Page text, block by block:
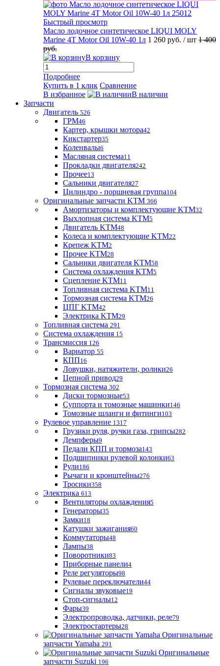
Быстрый просмотр
Масло лодочное синтетическое LIQUI MOLY
Marine 4T Motor Oil 10W-40 1л 1 260 руб. / шт 1 400
руб.
В корзину
Подробнее
Купить в 1 клик Сравнение
В избранное
В наличии
Запчасти
Двигатель 526
ГРМ46
Картер, крышки мотора42
Кикстартер35
Коленвалы6
Масляная система11
Прокладки двигателя242
Прочее13
Сальники двигателя27
Цилиндро - поршневая группа104
Оригинальные запчасти KTM 366
Амортизаторы и комплектующие KTM32
Выхлопная система KTM5
Двигатель KTM48
Колеса и комплектующие KTM22
Крепеж KTM2
Прочее KTM28
Сальники двигателя KTM58
Система охлаждения KTM5
Сцепление KTM11
Топливная система KTM11
Тормозная система KTM26
ЦПГ KTM42
Электрика KTM29
Топливная система 291
Система охлаждения 15
Трансмиссия 126
Вариатор 55
КПП16
Ловушки, натяжители, ролики26
Цепной привод29
Тормозная система 302
Диски тормозные53
Суппорта и томозные машинки146
Томозные шланги и фитинги103
Рулевое управление 1317
Грузики руля, ручки газа, грипсы282
Демпферы9
Педали КПП и тормоза143
Подшипники рулевой колонки63
Рули186
Рычаги и кронштейны276
Тросики358
Электрика 613
Вентиляторы охлаждения5
Генераторы35
Замки18
Катушки зажигания60
Коммутаторы48
Лампы38
Поворотники83
Приборные панели4
Реле регуляторы98
Рулевые переключатели44
Сигналы звуковые19
Стоп-сигналы12
Фары39
Электропроводка, датчики, реле79
Электростартеры28
Оригинальные
запчасти Yamaha 291
Оригинальные
запчасти Suzuki 196